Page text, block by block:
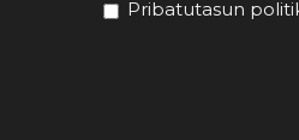
Pribatutasun